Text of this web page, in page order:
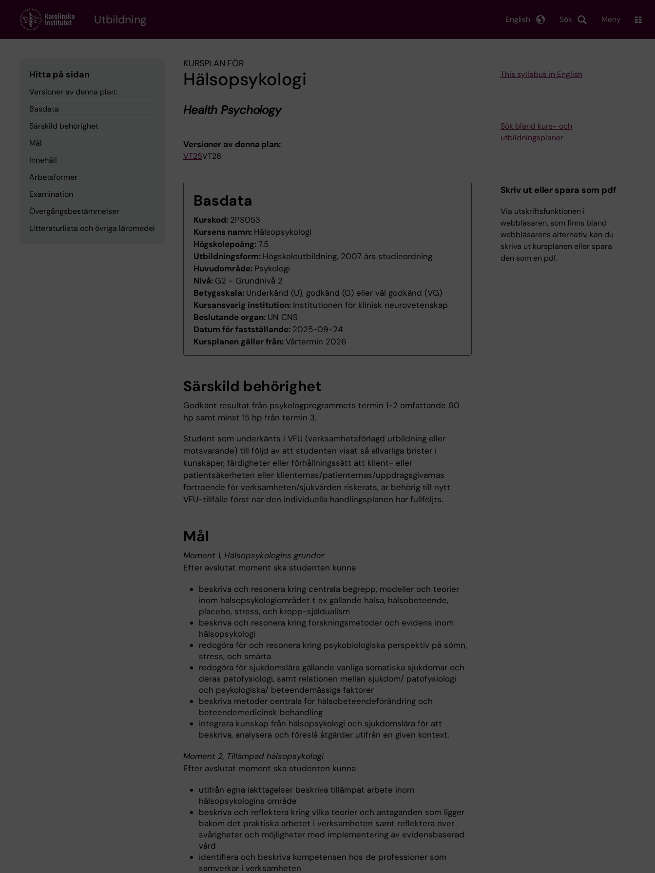
content
Utbildning Sök
English Meny
Hitta på sidan
Versioner av denna plan:
Basdata
Särskild behörighet
Mål
Innehåll
Arbetsformer
Examination
Övergångsbestämmelser
Litteraturlista och övriga läromedel
KURSPLAN FÖR
Hälsopsykologi
Health Psychology
Versioner av denna plan:
VT25VT26
Basdata
Kurskod: 2PS053
Kursens namn: Hälsopsykologi
Högskolepoäng:7.5
Utbildningsform: Högskoleutbildning, 2007 års studieordning
Huvudområde: Psykologi
Nivå: G2 - Grundnivå 2
Betygsskala: Underkänd (U), godkänd (G) eller väl godkänd (VG)
Kursansvarig institution: Institutionen för klinisk neurovetenskap
Beslutande organ: UN CNS
Datum för fastställande: 2025-09-24
Kursplanen gäller från:Vårtermin 2026
Särskild behörighet
Godkänt resultat från psykologprogrammets termin 1-2 omfattande 60
hp samt minst 15 hp från termin 3.
Student som underkänts i VFU (verksamhetsförlagd utbildning eller
motsvarande) till följd av att studenten visat så allvarliga brister i
kunskaper, färdigheter eller förhållningssätt att klient- eller
patientsäkerheten eller klienternas/patienternas/uppdragsgivarnas
förtroende för verksamheten/sjukvården riskerats, är behörig till nytt
VFU-tillfälle först när den individuella handlingsplanen har fullföljts.
Mål
Moment 1, Hälsopsykologins grunder
Efter avslutat moment ska studenten kunna
beskriva och resonera kring centrala begrepp, modeller och teorier
inom hälsopsykologiområdet t ex gällande hälsa, hälsobeteende,
placebo, stress, och kropp-själdualism
beskriva och resonera kring forskningsmetoder och evidens inom
hälsopsykologi
redogöra för och resonera kring psykobiologiska perspektiv på sömn,
stress, och smärta
redogöra för sjukdomslära gällande vanliga somatiska sjukdomar och
deras patofysiologi, samt relationen mellan sjukdom/ patofysiologi
och psykologiska/ beteendemässiga faktorer
beskriva metoder centrala för hälsobeteendeförändring och
beteendemedicinsk behandling
integrera kunskap från hälsopsykologi och sjukdomslära för att
beskriva, analysera och föreslå åtgärder utifrån en given kontext.
Moment 2, Tillämpad hälsopsykologi
Efter avslutat moment ska studenten kunna
utifrån egna iakttagelser beskriva tillämpat arbete inom
hälsopsykologins område
beskriva och reflektera kring vilka teorier och antaganden som ligger
bakom det praktiska arbetet i verksamheten samt reflektera över
svårigheter och möjligheter med implementering av evidensbaserad
vård
identifiera och beskriva kompetensen hos de professioner som
samverkar i verksamheten
This syllabus in English
Sök bland kurs- och
utbildningsplaner
Skriv ut eller spara som pdf
Via utskriftsfunktionen i
webbläsaren, som finns bland
webbläsarens alternativ, kan du
skriva ut kursplanen eller spara
den som en pdf.